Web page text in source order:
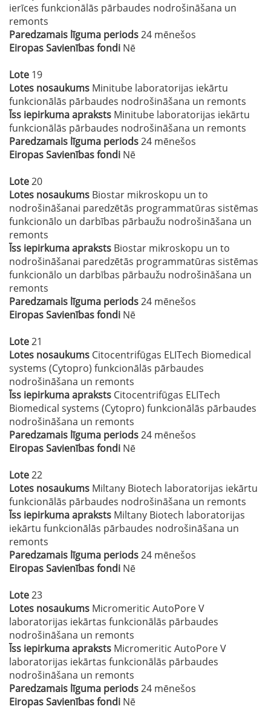
ierīces funkcionālās pārbaudes nodrošināšana un
remonts
Paredzamais līguma periods24 mēnešos
Eiropas Savienības fondi Nē
Lote 19
Lotes nosaukums Minitube laboratorijas iekārtu
funkcionālās pārbaudes nodrošināšana un remonts
Īss iepirkuma apraksts Minitube laboratorijas iekārtu
funkcionālās pārbaudes nodrošināšana un remonts
Paredzamais līguma periods24 mēnešos
Eiropas Savienības fondi Nē
Lote20
Lotes nosaukums Biostar mikroskopu un to
nodrošināšanai paredzētās programmatūras sistēmas
funkcionālo un darbības pārbaužu nodrošināšana un
remonts
Īss iepirkuma apraksts Biostar mikroskopu un to
nodrošināšanai paredzētās programmatūras sistēmas
funkcionālo un darbības pārbaužu nodrošināšana un
remonts
Paredzamais līguma periods24 mēnešos
Eiropas Savienības fondi Nē
Lote21
Lotes nosaukums Citocentrifūgas ELITech Biomedical
systems (Cytopro) funkcionālās pārbaudes
nodrošināšana un remonts
Īss iepirkuma apraksts Citocentrifūgas ELITech
Biomedical systems (Cytopro) funkcionālās pārbaudes
nodrošināšana un remonts
Paredzamais līguma periods24 mēnešos
Eiropas Savienības fondi Nē
Lote22
Lotes nosaukums Miltany Biotech laboratorijas iekārtu
funkcionālās pārbaudes nodrošināšana un remonts
Īss iepirkuma apraksts Miltany Biotech laboratorijas
iekārtu funkcionālās pārbaudes nodrošināšana un
remonts
Paredzamais līguma periods24 mēnešos
Eiropas Savienības fondi Nē
Lote23
Lotes nosaukums Micromeritic AutoPore V
laboratorijas iekārtas funkcionālās pārbaudes
nodrošināšana un remonts
Īss iepirkuma apraksts Micromeritic AutoPore V
laboratorijas iekārtas funkcionālās pārbaudes
nodrošināšana un remonts
Paredzamais līguma periods24 mēnešos
Eiropas Savienības fondi Nē